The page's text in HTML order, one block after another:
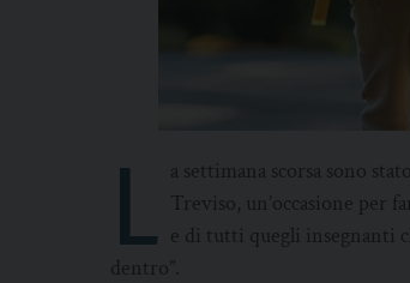
L a settimana scorsa sono
Treviso, un’occasione per
e di tutti quegli insegnanti
dentro”.